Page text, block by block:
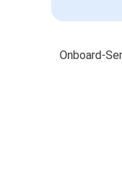
Onboard-